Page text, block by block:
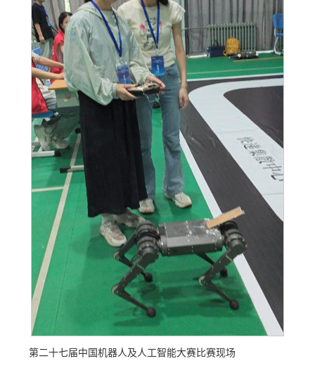
第二十七届中国机器人及人工智能大赛比赛现场